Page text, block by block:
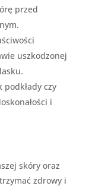
przed
uszkodzonej
czy
i
skóry oraz
zdrowy i